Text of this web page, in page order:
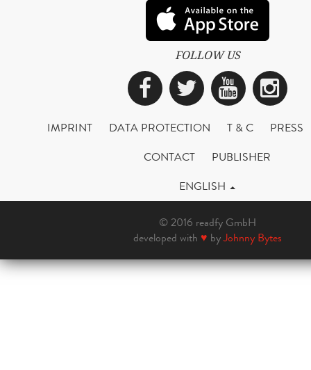
FOLLOW US
Facebook
Twitter
IMPRINT DATA PROTECTION T & C
PRESS
CONTACT
PUBLISHER
ENGLISH
© 2016 readfy GmbH
developed with ♥ byJohnny Bytes